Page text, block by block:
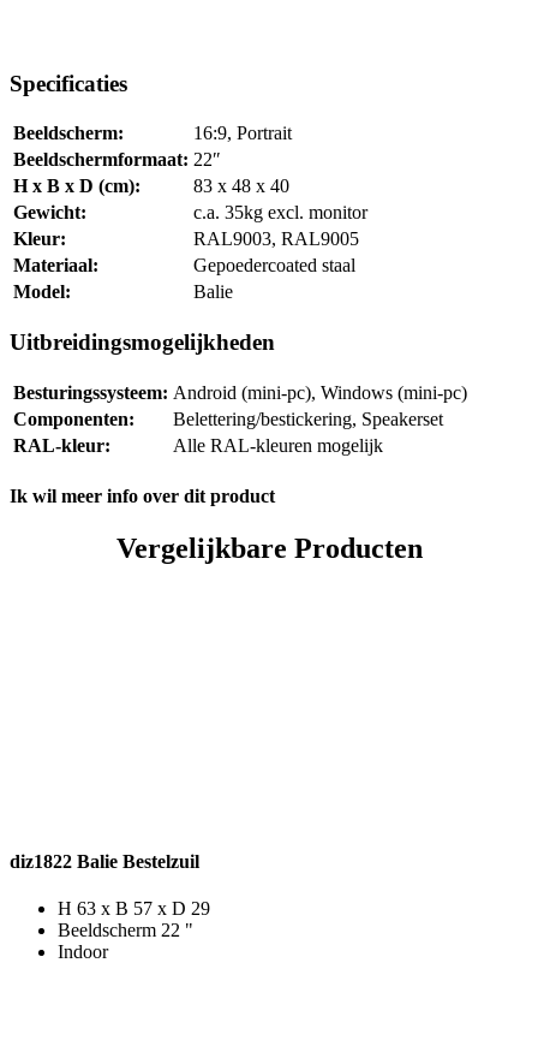
Specificaties
Beeldscherm:
16:9, Portrait
Beeldschermformaat: 22″
H x B x D (cm):
83 x 48 x 40
Gewicht:
c.a. 35kg excl. monitor
Kleur:
RAL9003, RAL9005
Materiaal:
Gepoedercoated staal
Model:
Balie
Uitbreidingsmogelijkheden
Besturingssysteem: Android (mini-pc), Windows (mini-pc)
Componenten:
Belettering/bestickering, Speakerset
RAL-kleur:
Alle RAL-kleuren mogelijk
Ik wil meer info over dit product
Vergelijkbare Producten
diz1822 Balie Bestelzuil
H 63 x B 57 x D 29
Beeldscherm 22 "
Indoor